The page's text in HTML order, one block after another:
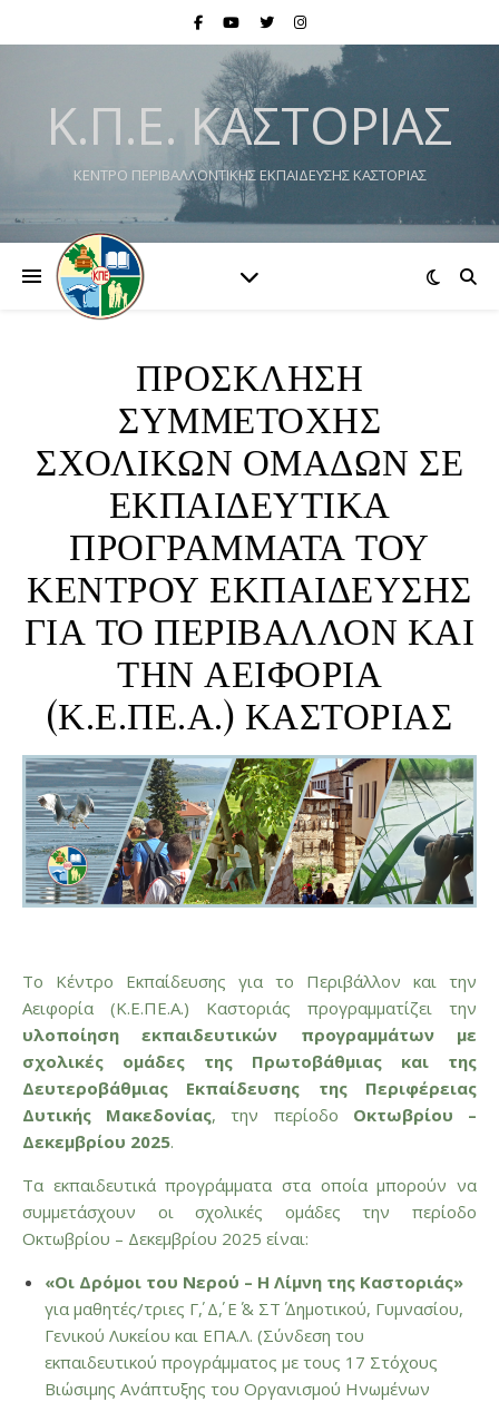
Κ.Π.Ε. ΚΑΣΤΟΡΙΆΣ
ΚΕΝΤΡΟ ΠΕΡΙΒΑΛΛΟΝΤΙΚΗΣ ΕΚΠΑΙΔΕΥΣΗΣ ΚΑΣΤΟΡΙΑΣ
ΠΡΟΣΚΛΗΣΗ
ΣΥΜΜΕΤΟΧΗΣ
ΣΧΟΛΙΚΩΝ ΟΜΑΔΩΝ ΣΕ
ΕΚΠΑΙΔΕΥΤΙΚΑ
ΠΡΟΓΡΑΜΜΑΤΑ ΤΟΥ
ΚΕΝΤΡΟΥ ΕΚΠΑΙΔΕΥΣΗΣ
ΓΙΑ ΤΟ ΠΕΡΙΒΑΛΛΟΝ ΚΑΙ
ΤΗΝ ΑΕΙΦΟΡΙΑ
(Κ.Ε.ΠΕ.Α.) ΚΑΣΤΟΡΙΑΣ
Το Κέντρο Εκπαίδευσης για το Περιβάλλον και την
Αειφορία (Κ.Ε.ΠΕ.Α.) Καστοριάς προγραμματίζει την
υλοποίηση εκπαιδευτικών προγραμμάτων
με
σχολικές ομάδες της Πρωτοβάθμιας και της
Δευτεροβάθμιας Εκπαίδευσης της Περιφέρειας
Δυτικής Μακεδονίας, την περίοδο Οκτωβρίου –
Δεκεμβρίου 2025.
Τα εκπαιδευτικά προγράμματα στα οποία μπορούν να
συμμετάσχουν οι σχολικές ομάδες την περίοδο
Οκτωβρίου – Δεκεμβρίου 2025 είναι:
«Οι Δρόμοι του Νερού – Η Λίμνη της Καστοριάς»
για μαθητές/τριες Γ΄, Δ΄, Ε΄ & ΣΤ΄ Δημοτικού, Γυμνασίου,
Γενικού Λυκείου και ΕΠΑ.Λ. (Σύνδεση του
εκπαιδευτικού προγράμματος με τους 17 Στόχους
Βιώσιμης Ανάπτυξης του Οργανισμού Ηνωμένων